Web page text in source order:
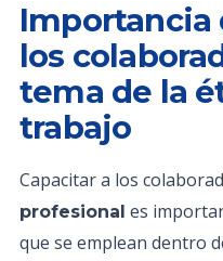
Importancia
los
tema de la
trabajo
Capacitar a los
profesional es
que se emplean dentro